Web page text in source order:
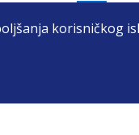
korisničkog